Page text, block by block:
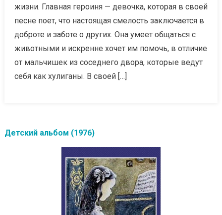
жизни. Главная героиня — девочка, которая в своей
песне поет, что настоящая смелость заключается в
доброте и заботе о других. Она умеет общаться с
животными и искренне хочет им помочь, в отличие
от мальчишек из соседнего двора, которые ведут
себя как хулиганы. В своей […]
Детский альбом (1976)